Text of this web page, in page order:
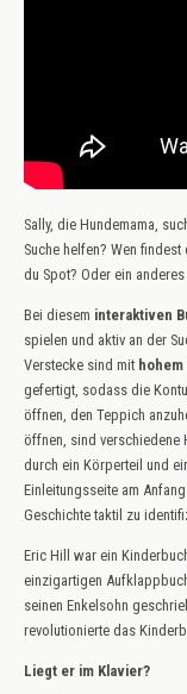
Sally, die Hundemama,
Suche helfen? Wen
du Spot? Oder ein
Bei diesem interaktiven
spielen und aktiv an der
Verstecke sind mit
gefertigt, sodass die
öffnen, den Teppich
öffnen, sind verschiedene
durch ein Körperteil und
Einleitungsseite am
Geschichte taktil zu
Eric Hill war ein
einzigartigen
seinen Enkelsohn
revolutionierte das
Liegt er im Klavier?